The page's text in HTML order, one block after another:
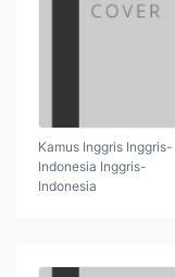
Kamus Inggris Inggris-
Indonesia Inggris-
Indonesia